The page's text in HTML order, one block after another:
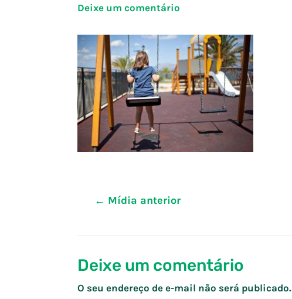
Deixe um comentário
Navegação
← Mídia anterior
Deixe um comentário
O seu endereço de e-mail não será publicado.